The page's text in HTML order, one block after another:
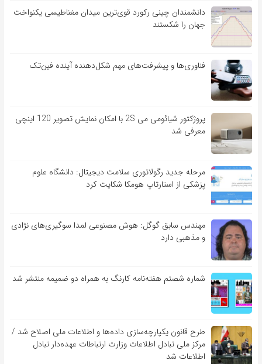
دانشمندان چینی رکورد قوی‌ترین میدان مغناطیسی یکنواخت
جهان را شکستند
فناوری‌ها و پیشرفت‌های مهم شکل‌دهنده آینده فین‌تک
پروژکتور شیائومی می 2S با امکان نمایش تصویر 120 اینچی
معرفی شد
مرحله جدید رگولاتوری سلامت دیجیتال: دانشگاه علوم
پزشکی از استارتاپ هومکا شکایت کرد
مهندس سابق گوگل: هوش مصنوعی لمدا سوگیری‌های نژادی
و مذهبی دارد
شماره شصتم هفته‌نامه کارنگ به همراه دو ضمیمه منتشر شد
طرح قانون یکپارچه‌سازی داده‌ها و اطلاعات ملی اصلاح شد /
مرکز ملی تبادل اطلاعات وزارت ارتباطات عهده‌دار تبادل
اطلاعات شد